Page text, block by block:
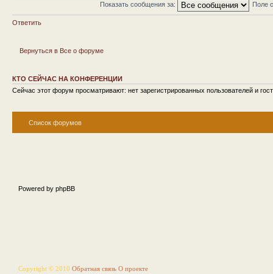
Показать сообщения за: Поле
Ответить
Вернуться в Все о форуме
КТО СЕЙЧАС НА КОНФЕРЕНЦИИ
Сейчас этот форум просматривают: нет зарегистрированных пользователей и
Список форумов
Powered by phpBB
Copyright © 2010 Обратная связь О проекте